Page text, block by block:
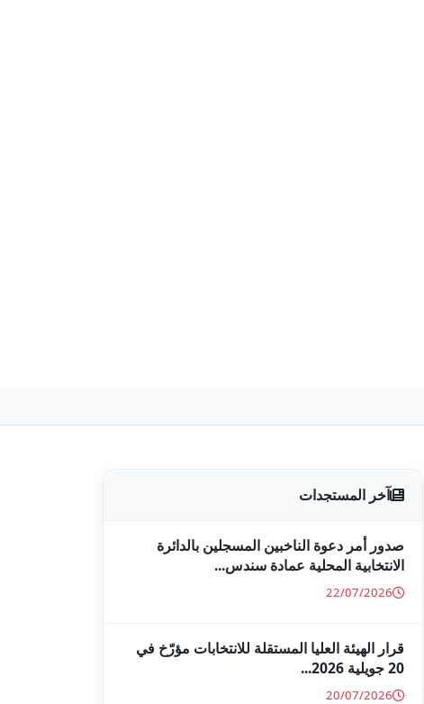
آخر المستجدات
صدور أمر دعوة الناخبين المسجلين بالدائرة
الانتخابية المحلية عمادة سندس...
22/07/2026
قرار الهيئة العليا المستقلة للانتخابات مؤرّخ في
20 جويلية 2026...
20/07/2026